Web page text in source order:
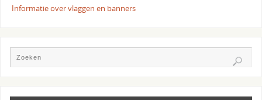
Informatie over vlaggen en banners